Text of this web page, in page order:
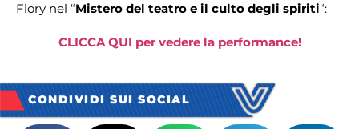
Flory nel “Mistero del teatro e il culto degli spiriti“:
CLICCA QUI per vedere la performance!
CONDIVIDI SUI SOCIAL